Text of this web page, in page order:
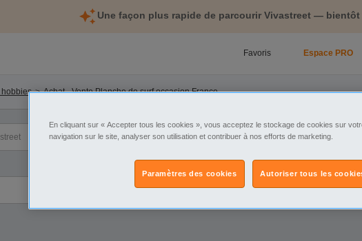
Une façon plus rapide de parcourir Vivastreet —
Favoris Espace PRO
hobbies Achat - Vente Planche de surf occasion France
Catégorie Sélectionnez la localisation
En cliquant sur « Accepter tous les cookies », vous acceptez le stockage de cookies sur
navigation sur le site, analyser son utilisation et contribuer à nos efforts de marketing.
Autoriser tous les
Paramètres des cookies